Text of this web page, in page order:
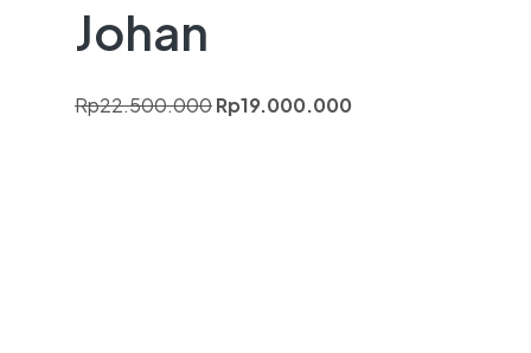
Johan
Rp22.500.000Rp19.000.000